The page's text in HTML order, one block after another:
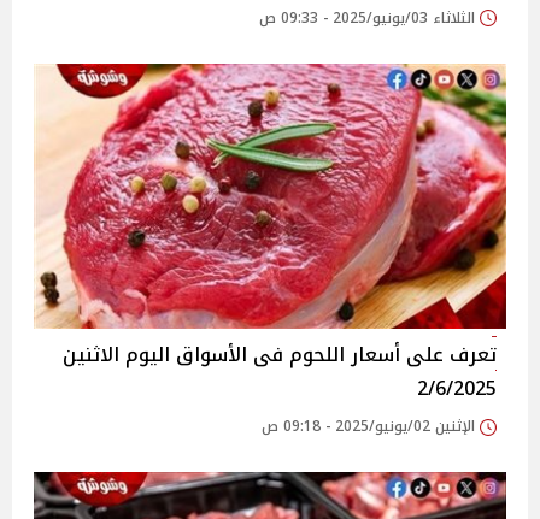
الثلاثاء 03/يونيو/2025 - 09:33 ص
تعرف على أسعار اللحوم فى الأسواق‎‎ اليوم الاثنين
2/6/2025
الإثنين 02/يونيو/2025 - 09:18 ص